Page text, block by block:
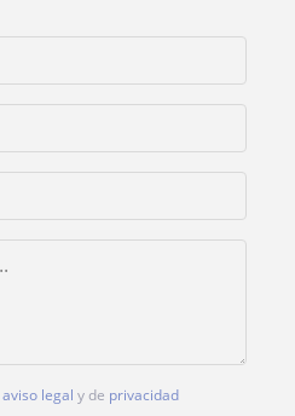
aviso legal y de privacidad